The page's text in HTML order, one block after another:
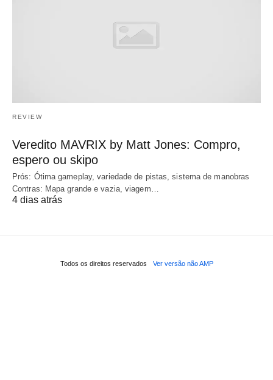
REVIEW
Veredito MAVRIX by Matt Jones: Compro,
espero ou skipo
Prós: Ótima gameplay, variedade de pistas, sistema de manobras
Contras: Mapa grande e vazia, viagem…
4 dias atrás
Todos os direitos reservados Ver versão não AMP